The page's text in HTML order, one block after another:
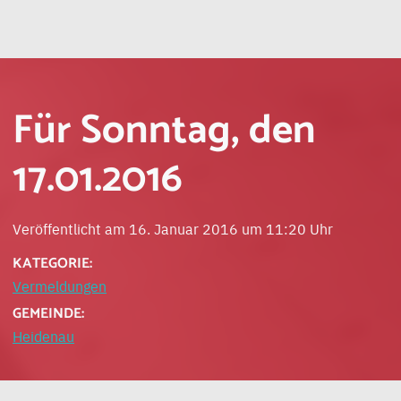
Für Sonntag, den
17.01.2016
Veröffentlicht am 16. Januar 2016 um 11:20 Uhr
KATEGORIE:
Vermeldungen
GEMEINDE:
Heidenau